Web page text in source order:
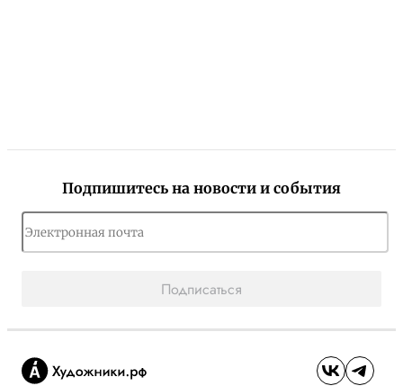
Подпишитесь на новости и события
Подписаться